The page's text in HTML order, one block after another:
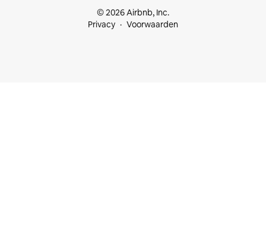
© 2026 Airbnb, Inc.
Privacy
Voorwaarden